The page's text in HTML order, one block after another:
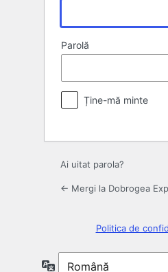
Parolă
Ține-mă minte
Ai uitat parola?
← Mergi la Dobrogea
Politica de
Limbă